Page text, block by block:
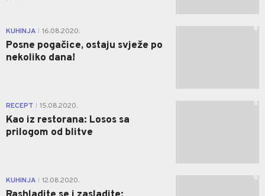
KUHINJA 16.08.2020.
Posne pogačice, ostaju svježe po
nekoliko dana!
0
RECEPT 15.08.2020.
Kao iz restorana: Losos sa
prilogom od blitve
0
KUHINJA 12.08.2020. 0